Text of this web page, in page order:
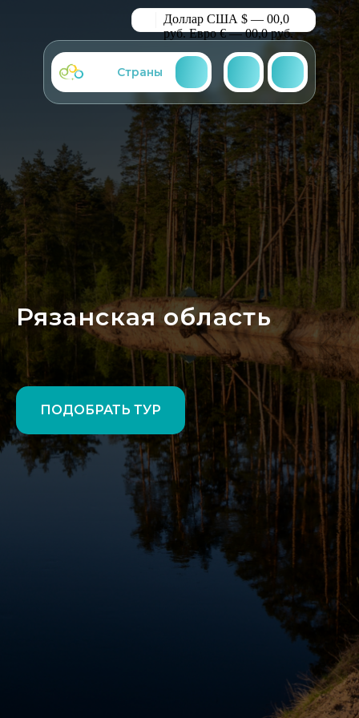
Доллар США $ — 00,0
руб. Евро € — 00,0 руб.
Страны
Рязанская область
ПОДОБРАТЬ ТУР